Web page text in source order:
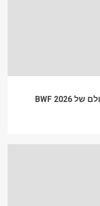
מדוע צ'ן-טו פרשה מאליפות העולם של BWF 2026